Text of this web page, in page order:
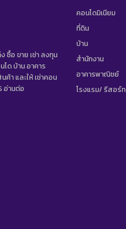
ซื้อ ขาย เช่า ลงทุน
ด บ้าน อาคาร
า และให้ เช่าคอน
อ่านต่อ
คอนโดมิเนียม
ที่ดิน
บ้าน
สำนักงาน
อาคารพาณิชย์
โรงแรม/ รีสอร์ท